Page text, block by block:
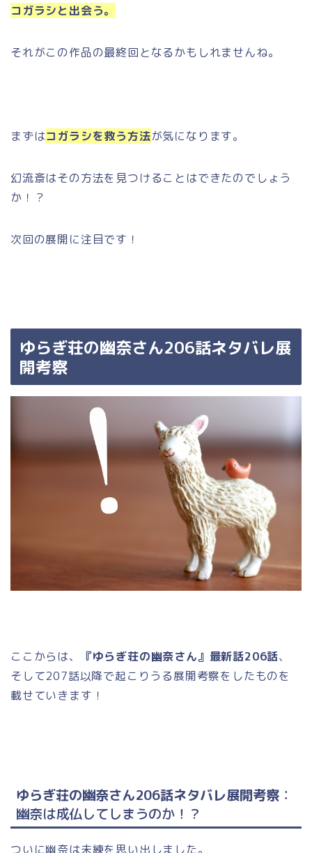
コガラシと出会う。
それがこの作品の最終回となるかもしれませんね。
まずはコガラシを救う方法が気になります。
幻流斎はその方法を見つけることはできたのでしょう
か！？
次回の展開に注目です！
ゆらぎ荘の幽奈さん206話ネタバレ展
開考察
ここからは、 『ゆらぎ荘の幽奈さん』最新話206話、
そして207話以降で起こりうる展開考察をしたものを
載せていきます！
ゆらぎ荘の幽奈さん206話ネタバレ展開考察 ：
幽奈は成仏してしまうのか！？
ついに幽奈は未練を思い出しました。